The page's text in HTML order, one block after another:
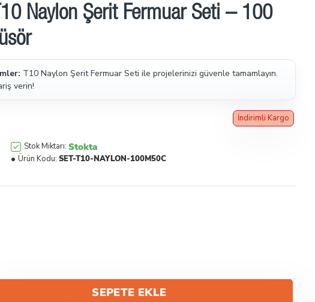
Naylon Şerit Fermuar Seti – 100
T10 Naylon Şerit Fermuar Seti ile projelerinizi güvenle tamamlayın.
verin!
İndirimli Kargo
Stok Miktarı: Stokta
Ürün Kodu: SET-T10-NAYLON-100M50C
SEPETE EKLE